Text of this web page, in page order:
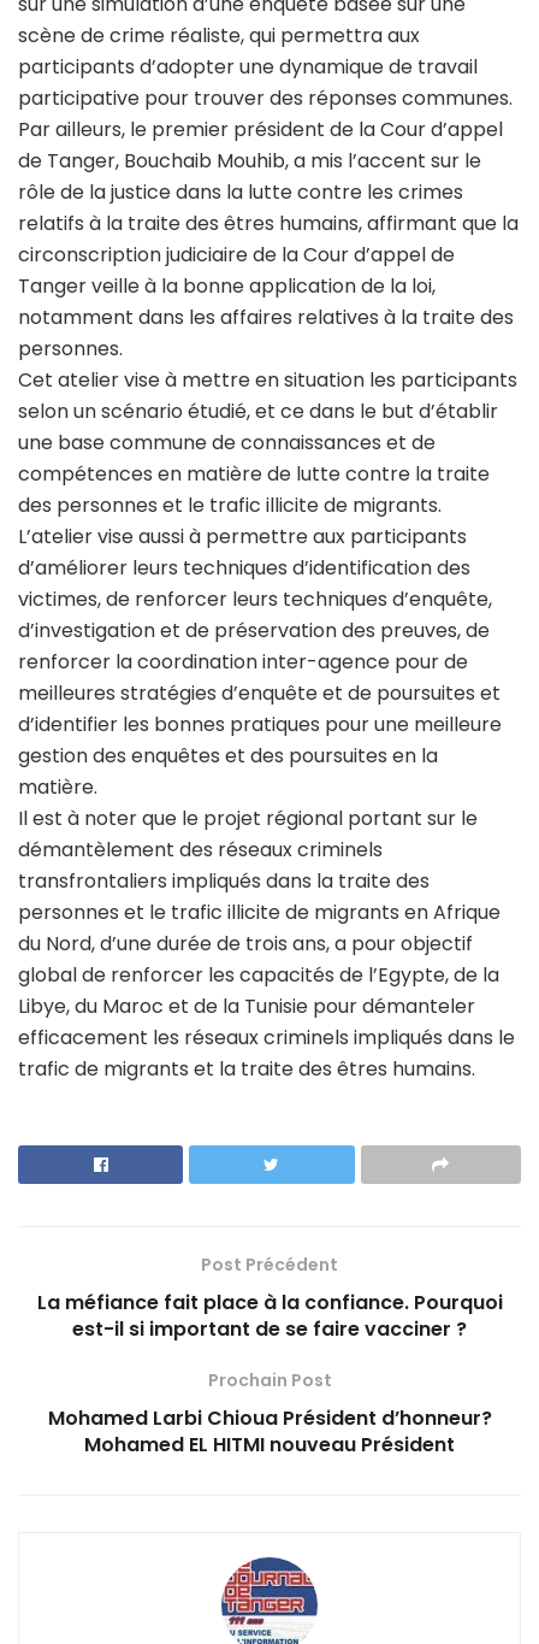
scène de crime réaliste, qui permettra aux
participants d’adopter une dynamique de travail
participative pour trouver des réponses communes.
Par ailleurs, le premier président de la Cour d’appel
de Tanger, Bouchaib Mouhib, a mis l’accent sur le
rôle de la justice dans la lutte contre les crimes
relatifs à la traite des êtres humains, affirmant que la
circonscription judiciaire de la Cour d’appel de
Tanger veille à la bonne application de la loi,
notamment dans les affaires relatives à la traite des
personnes.
Cet atelier vise à mettre en situation les participants
selon un scénario étudié, et ce dans le but d’établir
une base commune de connaissances et de
compétences en matière de lutte contre la traite
des personnes et le trafic illicite de migrants.
L’atelier vise aussi à permettre aux participants
d’améliorer leurs techniques d’identification des
victimes, de renforcer leurs techniques d’enquête,
d’investigation et de préservation des preuves, de
renforcer la coordination inter-agence pour de
meilleures stratégies d’enquête et de poursuites et
d’identifier les bonnes pratiques pour une meilleure
gestion des enquêtes et des poursuites en la
matière.
Il est à noter que le projet régional portant sur le
démantèlement des réseaux criminels
transfrontaliers impliqués dans la traite des
personnes et le trafic illicite de migrants en Afrique
du Nord, d’une durée de trois ans, a pour objectif
global de renforcer les capacités de l’Egypte, de la
Libye, du Maroc et de la Tunisie pour démanteler
efficacement les réseaux criminels impliqués dans le
trafic de migrants et la traite des êtres humains.
Post Précédent
La méfiance fait place à la confiance. Pourquoi
est-il si important de se faire vacciner ?
Prochain Post
Mohamed Larbi Chioua Président d’honneur?
Mohamed EL HITMI nouveau Président